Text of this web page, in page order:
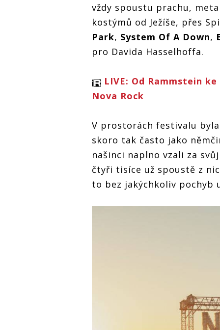
vždy spoustu prachu,
kostýmů od Ježíše, přes
Park, System Of A Down,
pro Davida Hasselhoffa.
LIVE: Od Rammstein
Nova Rock
V prostorách festivalu
skoro tak často jako
našinci naplno vzali za
čtyři tisíce už spoustě z
to bez jakýchkoliv pochyb